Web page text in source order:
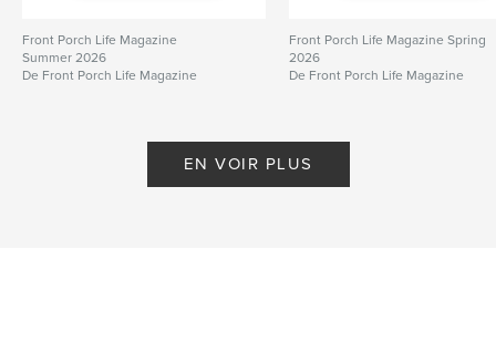
Front Porch Life Magazine
Summer 2026
De Front Porch Life Magazine
Front Porch Life Magazine Spring
2026
De Front Porch Life Magazine
EN VOIR PLUS